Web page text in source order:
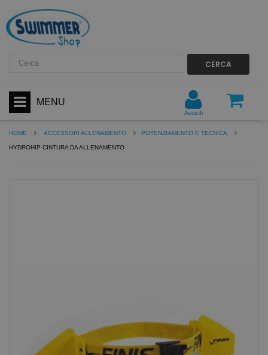
CERCA
MENU
Accedi
HOME ACCESSORI ALLENAMENTO POTENZIAMENTO E TECNICA
HYDROHIP CINTURA DA ALLENAMENTO